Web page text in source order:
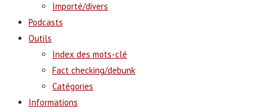
Importé/divers
Podcasts
Outils
Index des mots-clé
Fact checking/debunk
Catégories
Informations